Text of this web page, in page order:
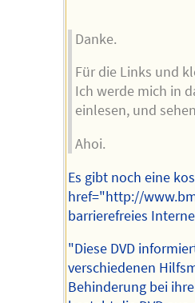
Danke.
Für die Links und
Ich werde mich in
einlesen, und
Ahoi.
Es gibt noch eine
href="http://
barrierefreies
"Diese DVD
verschiedenen
Behinderung bei